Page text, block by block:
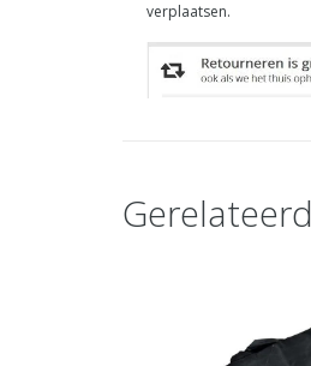
verplaatsen.